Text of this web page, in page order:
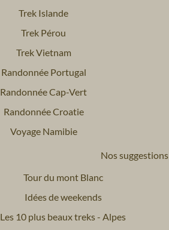
Trek Islande
Trek Pérou
Trek Vietnam
Randonnée Portugal
Randonnée Cap-Vert
Randonnée Croatie
Voyage Namibie
Nos suggestions
Tour du mont Blanc
Idées de weekends
Les 10 plus beaux treks - Alpes